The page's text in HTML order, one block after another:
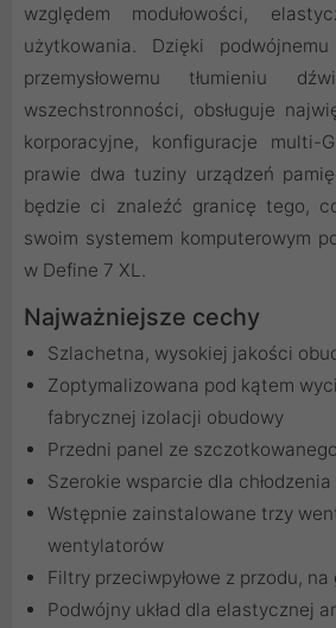
względem modułowości,
użytkowania. Dzięki
przemysłowemu tłumieniu
wszechstronności, obsługuje
korporacyjne, konfiguracje multi-
prawie dwa tuziny urządzeń
będzie ci znaleźć granicę tego,
swoim systemem komputerowym
w Define 7 XL.
Najważniejsze cechy
Szlachetna, wysokiej jakości
Zoptymalizowana pod kątem
fabrycznej izolacji obudowy
Przedni panel ze
Szerokie wsparcie dla
Wstępnie zainstalowane trzy
wentylatorów
Filtry przeciwpyłowe z przodu,
Podwójny układ dla elastycznej